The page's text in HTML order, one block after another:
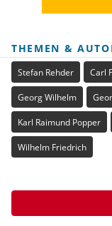
THEMEN &
Stefan Rehder Carl
Georg Wilhelm
Karl Raimund Popper
Wilhelm Friedrich